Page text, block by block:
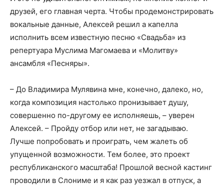
друзей, его главная черта. Чтобы продемонстрировать
вокальные данные, Алексей решил а капелла
исполнить всем известную песню «Свадьба» из
репертуара Муслима Магомаева и «Молитву»
ансамбля «Песняры».
– До Владимира Мулявина мне, конечно, далеко, но,
когда композиция настолько пронизывает душу,
совершенно по-другому ее исполняешь, – уверен
Алексей. – Пройду отбор или нет, не загадываю.
Лучше попробовать и проиграть, чем жалеть об
упущенной возможности. Тем более, это проект
республиканского масштаба! Прошлой весной кастинг
проводили в Слониме и я как раз уезжал в отпуск, а